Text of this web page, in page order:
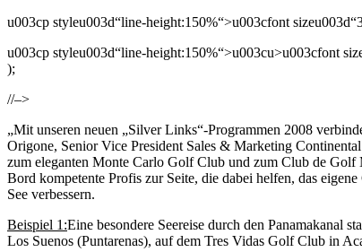
u003cp styleu003d“line-height:150%“>u003cfont
u003cp styleu003d“line-height:150%“>u003cu>u003cfont
);
//–>
„Mit unseren neuen „Silver Links“-Programmen 2008
Origone, Senior Vice President Sales & Marketing
zum eleganten Monte Carlo Golf Club und zum Club de Golf
Bord kompetente Profis zur Seite, die dabei helfen, das
See verbessern.
Beispiel 1:Eine besondere Seereise durch den Panamakanal
Los Suenos (Puntarenas), auf dem Tres Vidas Golf Club in